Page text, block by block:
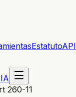
EstatutoAPI
260-11